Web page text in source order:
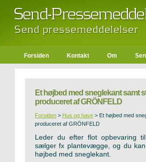
Forsiden Kontakt Om
Et højbed med sneglekant samt
produceret af GRÖNFELD
Forsiden > Hus og have > Et højbed med
produceret af GRÖNFELD
Leder du efter flot opbevaring
sælger fx plantevægge, og du
højbed med sneglekant.